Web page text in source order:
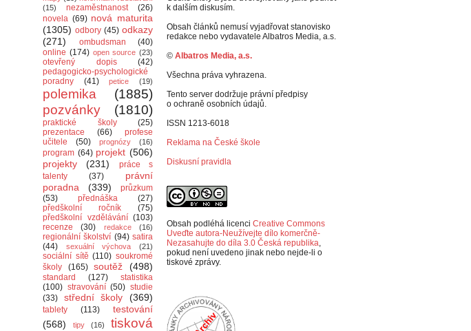
(15)
nezaměstnanost
(26)
novela (69) nová maturita
(1305) odbory (45) odkazy
(271)
ombudsman
(40)
online (174) open source (23)
otevřený dopis
(42)
pedagogicko-psychologické
poradny
(41) petice (19)
polemika
(1885)
pozvánky
(1810)
praktické školy
(25)
prezentace
(66)
profese
učitele
(50) prognózy (16)
program (64) projekt (506)
projekty
(231)
práce s
talenty
(37)
právní
poradna
(339)
průzkum
(53)
přednáška
(27)
předškolní ročník
(75)
předškolní vzdělávání (103)
recenze
(30) redakce (16)
regionální školství (94) satira
(44)
sexuální výchova (21)
sociální sítě (110) soukromé
školy
(165) soutěž (498)
standard (127)
statistika
(100) stravování (50) studie
(33)
střední školy (369)
tablety (113)
testování
(568)
tipy (16)
tisková
k dalším diskusím.
Obsah článků nemusí vyjadřovat stanovisko
redakce nebo vydavatele Albatros Media, a.s.
© Albatros Media, a.s.
Všechna práva vyhrazena.
Tento server dodržuje právní předpisy
o ochraně osobních údajů.
ISSN 1213-6018
Reklama na České škole
Diskusní pravidla
Obsah podléhá licenci Creative Commons
Uveďte autora-Neužívejte dílo komerčně-
Nezasahujte do díla 3.0 Česká republika,
pokud není uvedeno jinak nebo nejde-li o
tiskové zprávy.